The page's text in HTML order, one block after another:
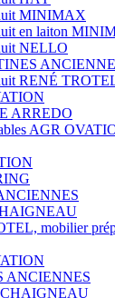
MINIMAX
en laiton
NELLO
RENÉ
ARREDO
AGR
mobilier
ANCIENNES
CHAIGNEAU